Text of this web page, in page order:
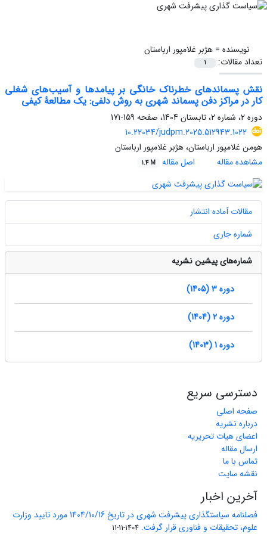
نویسنده =هژبر غلامپور ارباستان
تعداد مقالات:
1
نقش پسماندهای خطرناک خانگی بر پیامدها و آسیب‌های شغلی
کار در مراکز دفن پسماند شهری به روش دلفی: یک مطالعۀ کیفی
دوره 2، شماره 2، تابستان 1404، صفحه
159-171
10.22034/judpm.2025.512943.1022
هومن غلامپور ارباستان، هژبر غلامپور ارباستان
مشاهده مقاله
اصل مقاله 1.4 M
مقالات آماده انتشار
شماره جاری
شماره‌های پیشین نشریه
دوره 3 (1405)
دوره 2 (1404)
دوره 1 (1403)
دسترسی سریع
صفحه اصلی
درباره نشریه
اعضای هیات تحریریه
ارسال مقاله
تماس با ما
نقشه سایت
آخرین اخبار
فصلنامه سیاستگذاری پیشرفت شهری در تاریخ 1404/10/16 مورد تایید وزارت
علوم، تحقیقات و فناوری قرار گرفت. 1404-11-11